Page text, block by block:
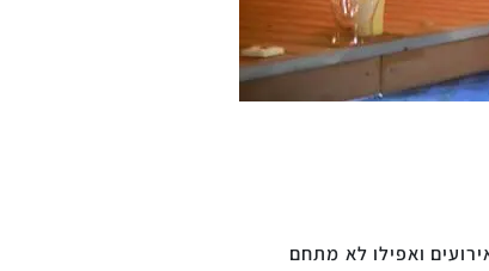
ואפילו לא מתחם